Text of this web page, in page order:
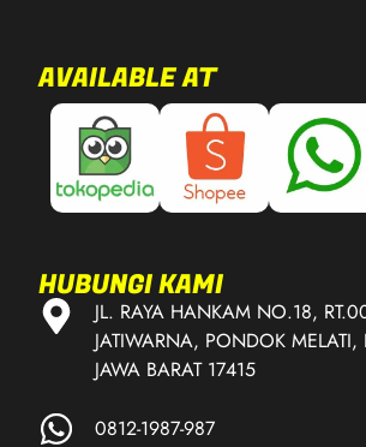
AVAILABLE AT
HUBUNGI KAMI
JL. RAYA HANKAM NO.18,
JATIWARNA, PONDOK MELATI,
JAWA BARAT 17415
0812-1987-987